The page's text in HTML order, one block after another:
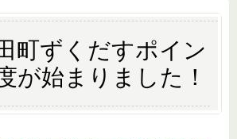
町ずくだすポイン
が始まりました！